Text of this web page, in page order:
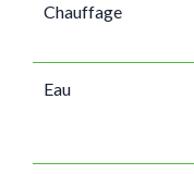
Chauffage
Eau